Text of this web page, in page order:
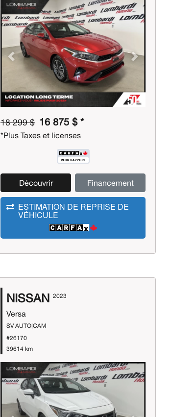
Previous Next
18 299 $ 16 875 $ *
*Plus Taxes et licenses
Découvrir Financement
ESTIMATION DE REPRISE DE
VÉHICULE
NISSAN 2023
Versa
SV AUTO|CAM
#26170
39614 km